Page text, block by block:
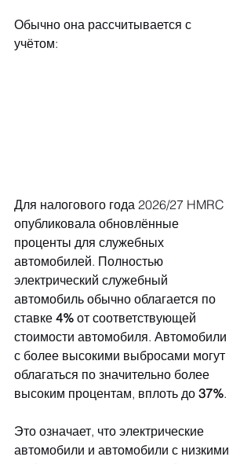
Обычно она рассчитывается с
учётом:
Для налогового года 2026/27 HMRC
опубликовала обновлённые
проценты для служебных
автомобилей. Полностью
электрический служебный
автомобиль обычно облагается по
ставке 4% от соответствующей
стоимости автомобиля. Автомобили
с более высокими выбросами могут
облагаться по значительно более
высоким процентам, вплоть до 37%.
Это означает, что электрические
автомобили и автомобили с низкими